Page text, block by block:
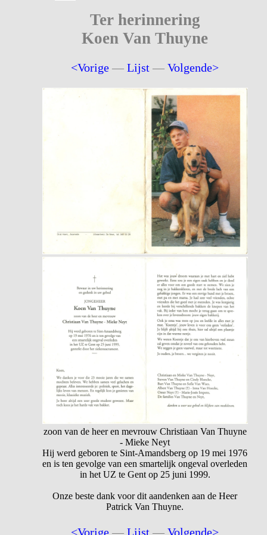
Ter herinnering
Koen Van Thuyne
<Vorige —Lijst —Volgende>
zoon van de heer en mevrouw Christiaan Van Thuyne
- Mieke Neyt
Hij werd geboren te Sint-Amandsberg op 19 mei 1976
en is ten gevolge van een smartelijk ongeval overleden
in het UZ te Gent op 25 juni 1999.
Onze beste dank voor dit aandenken aan de Heer
Patrick Van Thuyne.
<Vorige —Lijst —Volgende>